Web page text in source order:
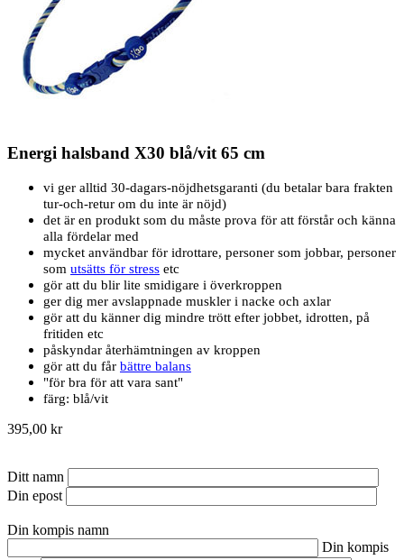
Energi halsband X30 blå/vit 65 cm
vi ger alltid 30-dagars-nöjdhetsgaranti (du betalar bara frakten
tur-och-retur om du inte är nöjd)
det är en produkt som du måste prova för att förstår och känna
alla fördelar med
mycket användbar för idrottare, personer som jobbar, personer
som utsätts för stress etc
gör att du blir lite smidigare i överkroppen
ger dig mer avslappnade muskler i nacke och axlar
gör att du känner dig mindre trött efter jobbet, idrotten, på
fritiden etc
påskyndar återhämtningen av kroppen
gör att du får bättre balans
"för bra för att vara sant"
färg: blå/vit
395,00 kr
Ditt namn
Din epost
Din kompis namn
Din kompis